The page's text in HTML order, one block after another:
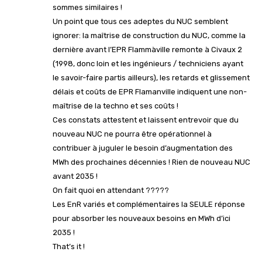
sommes similaires !
Un point que tous ces adeptes du NUC semblent
ignorer: la maîtrise de construction du NUC, comme la
dernière avant l’EPR Flammàville remonte à Civaux 2
(1998, donc loin et les ingénieurs / techniciens ayant
le savoir-faire partis ailleurs), les retards et glissement
délais et coûts de EPR Flamanville indiquent une non-
maîtrise de la techno et ses coûts !
Ces constats attestent et laissent entrevoir que du
nouveau NUC ne pourra être opérationnel à
contribuer à juguler le besoin d’augmentation des
MWh des prochaines décennies ! Rien de nouveau NUC
avant 2035 !
On fait quoi en attendant ?????
Les EnR variés et complémentaires la SEULE réponse
pour absorber les nouveaux besoins en MWh d’ici
2035 !
That’s it !